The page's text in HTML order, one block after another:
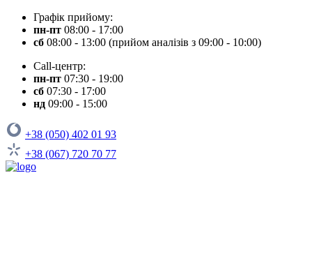
Графік прийому:
пн-пт 08:00 - 17:00
сб 08:00 - 13:00 (прийом аналізів з 09:00 - 10:00)
Call-центр:
пн-пт 07:30 - 19:00
сб 07:30 - 17:00
нд 09:00 - 15:00
+38 (050) 402 01 93
+38 (067) 720 70 77